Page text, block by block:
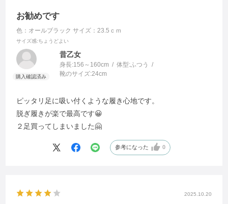
お勧めです
色：オールブラック サイズ：23.5ｃｍ
サイズ感:ちょうどよい
昔乙女
身長:156～160cm 体型:ふつう
靴のサイズ:24cm
ピッタリ足に吸い付くような履き心地です。
脱ぎ履きが楽で最高です😀
２足買ってしまいました🤗
参考になった 0
2025.10.20